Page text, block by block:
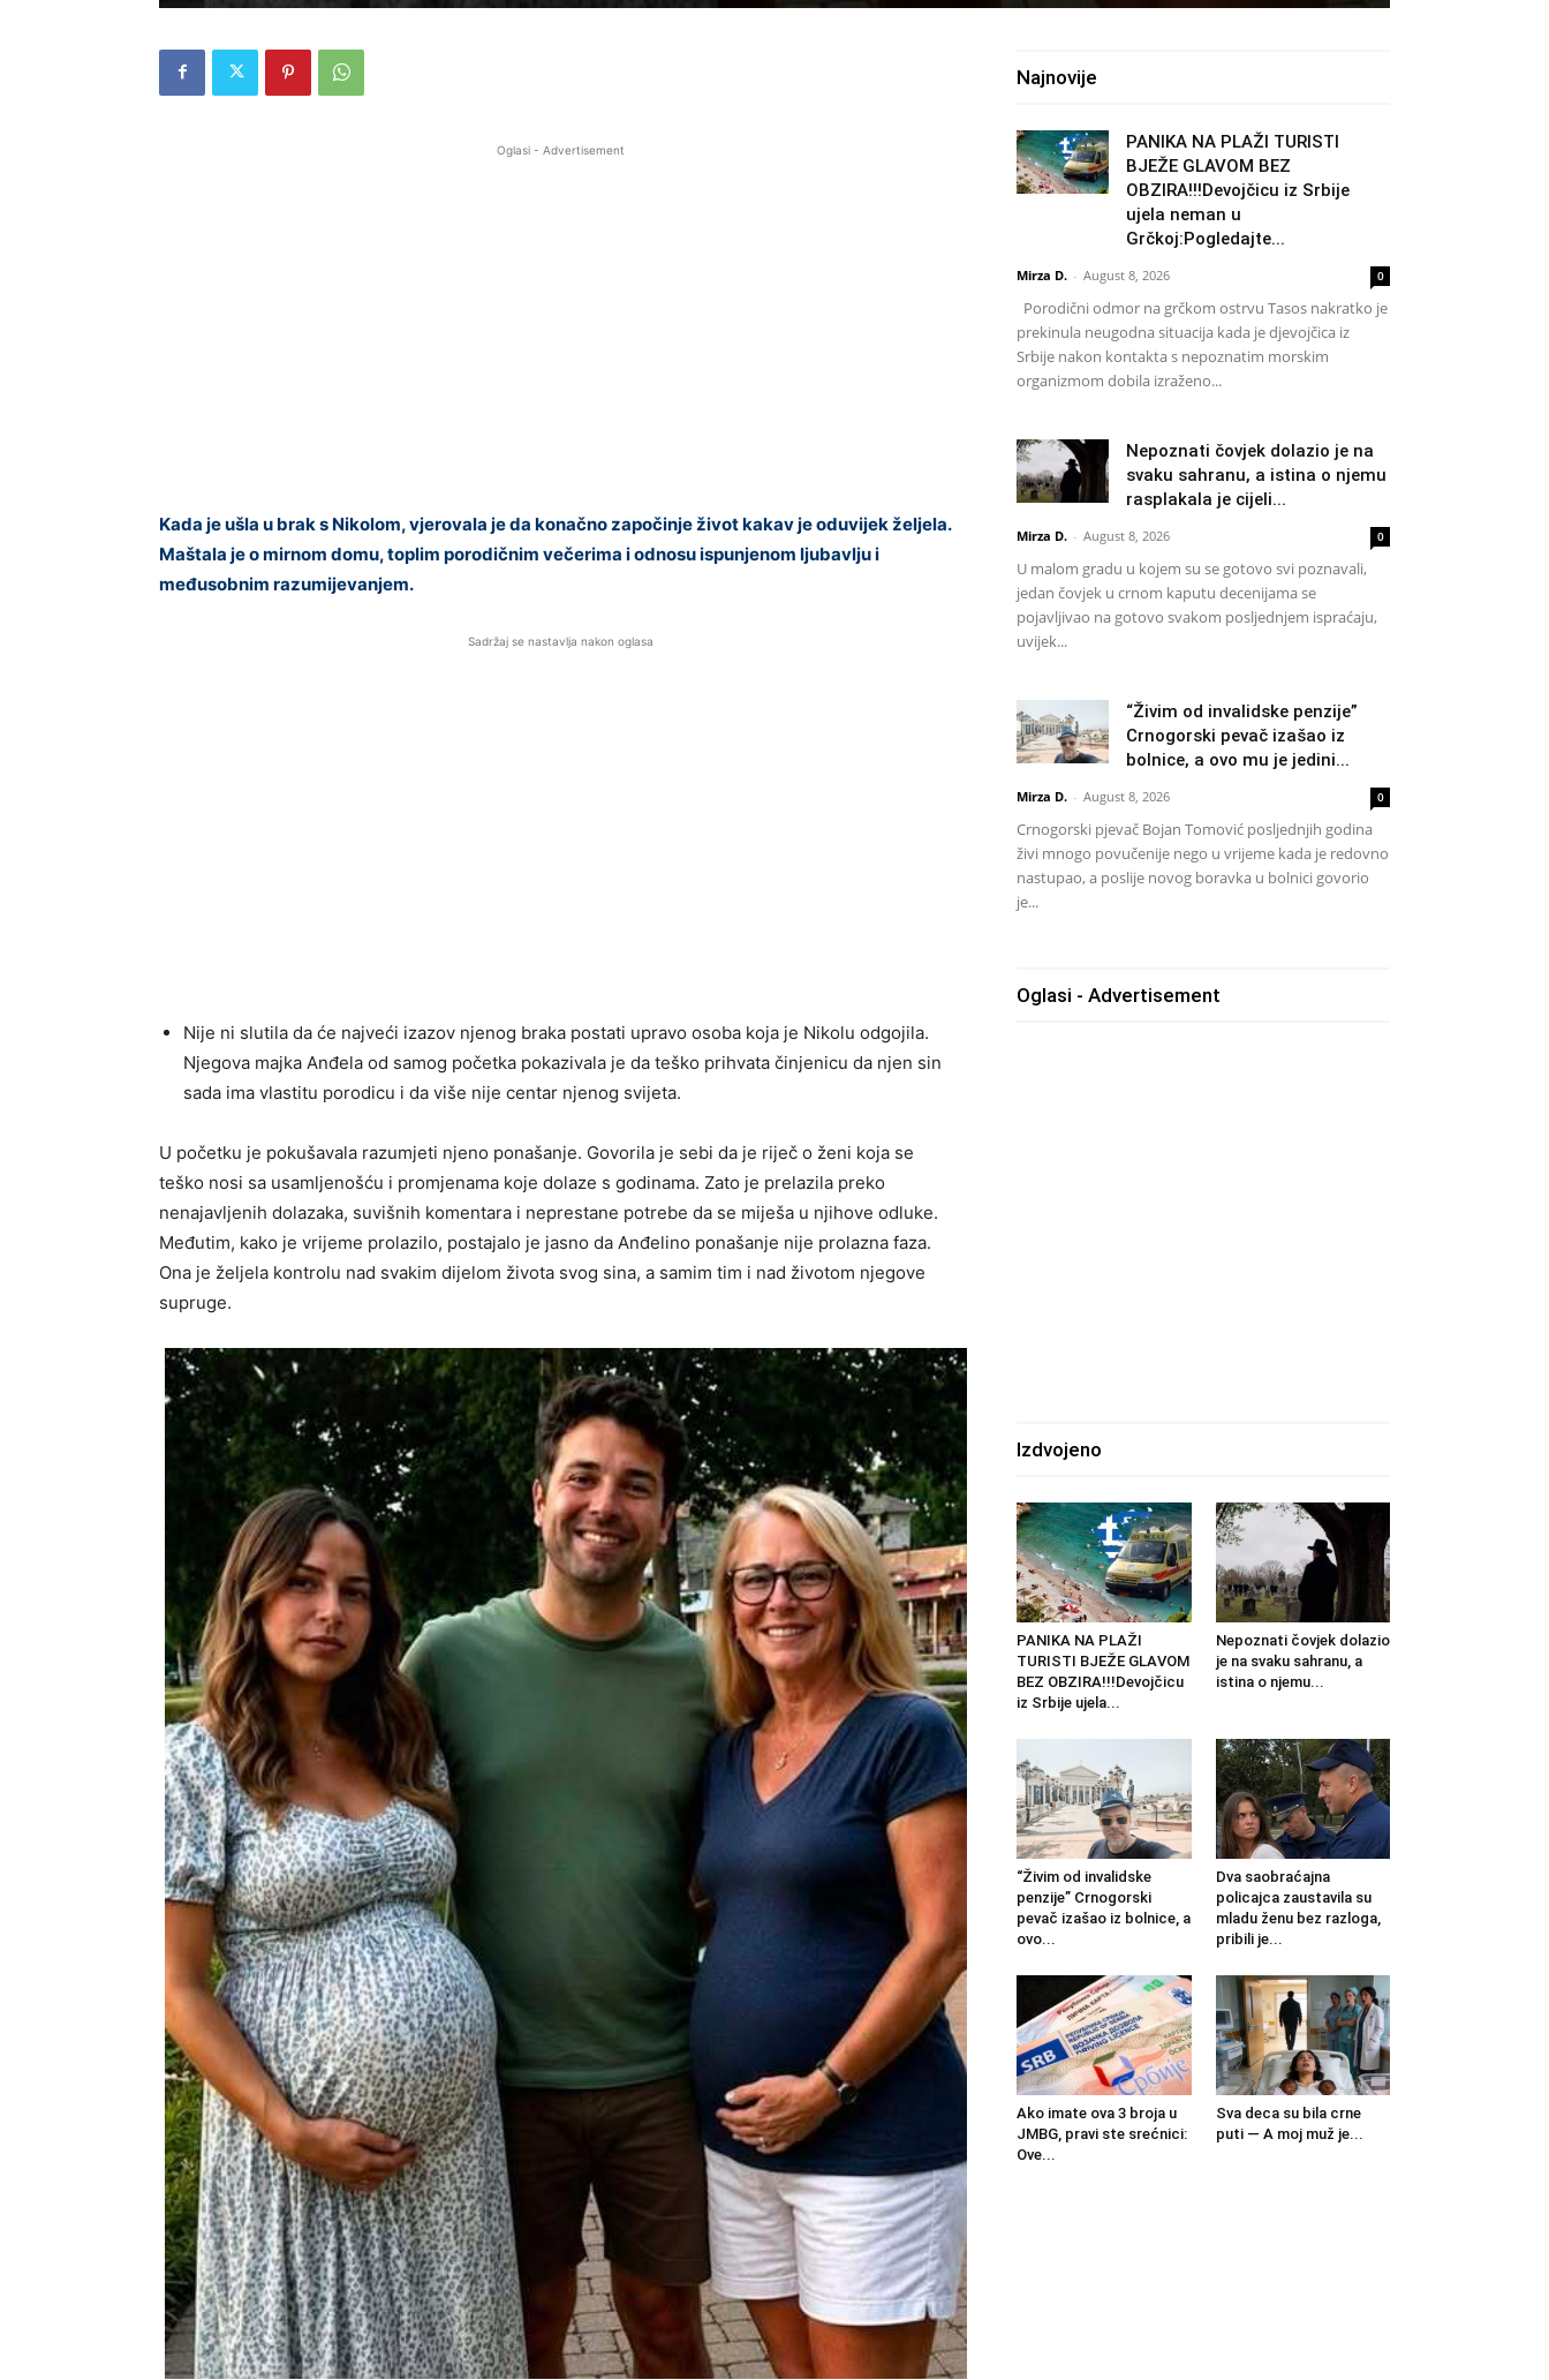
Oglasi - Advertisement
Kada je ušla u brak s Nikolom, vjerovala je da konačno započinje život kakav je oduvijek željela.
Maštala je o mirnom domu, toplim porodičnim večerima i odnosu ispunjenom ljubavlju i
međusobnim razumijevanjem.
Sadržaj se nastavlja nakon oglasa
Nije ni slutila da će najveći izazov njenog braka postati upravo osoba koja je Nikolu odgojila.
Njegova majka Anđela od samog početka pokazivala je da teško prihvata činjenicu da njen sin
sada ima vlastitu porodicu i da više nije centar njenog svijeta.
U početku je pokušavala razumjeti njeno ponašanje. Govorila je sebi da je riječ o ženi koja se
teško nosi sa usamljenošću i promjenama koje dolaze s godinama. Zato je prelazila preko
nenajavljenih dolazaka, suvišnih komentara i neprestane potrebe da se miješa u njihove odluke.
Međutim, kako je vrijeme prolazilo, postajalo je jasno da Anđelino ponašanje nije prolazna faza.
Ona je željela kontrolu nad svakim dijelom života svog sina, a samim tim i nad životom njegove
supruge.
Najnovije
PANIKA NA PLAŽI TURISTI
BJEŽE GLAVOM BEZ
OBZIRA!!!Devojčicu iz Srbije
ujela neman u
Grčkoj:Pogledajte...
Mirza D. - August 8, 2026 0
Porodični odmor na grčkom ostrvu Tasos nakratko je
prekinula neugodna situacija kada je djevojčica iz
Srbije nakon kontakta s nepoznatim morskim
organizmom dobila izraženo...
Nepoznati čovjek dolazio je na
svaku sahranu, a istina o njemu
rasplakala je cijeli...
Mirza D. - August 8, 2026 0
U malom gradu u kojem su se gotovo svi poznavali,
jedan čovjek u crnom kaputu decenijama se
pojavljivao na gotovo svakom posljednjem ispraćaju,
uvijek...
“Živim od invalidske penzije”
Crnogorski pevač izašao iz
bolnice, a ovo mu je jedini...
Mirza D. - August 8, 2026 0
Crnogorski pjevač Bojan Tomović posljednjih godina
živi mnogo povučenije nego u vrijeme kada je redovno
nastupao, a poslije novog boravka u bolnici govorio
je...
Oglasi - Advertisement
Izdvojeno
PANIKA NA PLAŽI
TURISTI BJEŽE GLAVOM
BEZ OBZIRA!!!Devojčicu
iz Srbije ujela...
Nepoznati čovjek dolazio
je na svaku sahranu, a
istina o njemu...
“Živim od invalidske
penzije” Crnogorski
pevač izašao iz bolnice, a
ovo...
Dva saobraćajna
policajca zaustavila su
mladu ženu bez razloga,
pribili je...
Ako imate ova 3 broja u
JMBG, pravi ste srećnici:
Ove...
Sva deca su bila crne
puti — A moj muž je...